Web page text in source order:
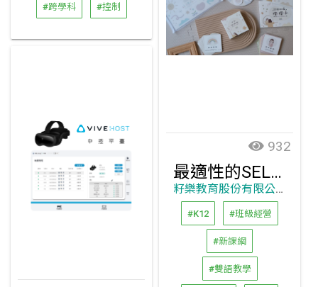
#跨學科 #控制
932
最適性的SEL社交情緒學習方案
籽樂教育股份有限公司
#K12 #班級經營
#新課綱
#雙語教學